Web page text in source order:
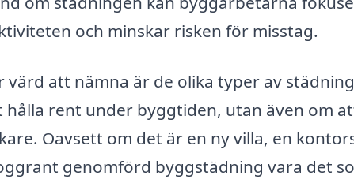
och minskar risken för misstag.
att nämna är de olika typer av
rent under byggtiden, utan även om
Oavsett om det är en ny villa, en
genomförd byggstädning vara det